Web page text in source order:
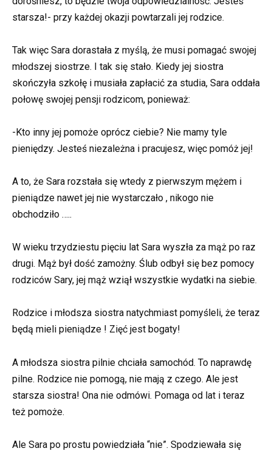
starsza!- przy każdej okazji powtarzali jej rodzice.
Tak więc Sara dorastała z myślą, że musi pomagać swojej
młodszej siostrze. I tak się stało. Kiedy jej siostra
skończyła szkołę i musiała zapłacić za studia, Sara oddała
połowę swojej pensji rodzicom, ponieważ:
-Kto inny jej pomoże oprócz ciebie? Nie mamy tyle
pieniędzy. Jesteś niezależna i pracujesz, więc pomóż jej!
A to, że Sara rozstała się wtedy z pierwszym mężem i
pieniądze nawet jej nie wystarczało , nikogo nie
obchodziło …..
W wieku trzydziestu pięciu lat Sara wyszła za mąż po raz
drugi. Mąż był dość zamożny. Ślub odbył się bez pomocy
rodziców Sary, jej mąż wziął wszystkie wydatki na siebie.
Rodzice i młodsza siostra natychmiast pomyśleli, że teraz
będą mieli pieniądze ! Zięć jest bogaty!
A młodsza siostra pilnie chciała samochód. To naprawdę
pilne. Rodzice nie pomogą, nie mają z czego. Ale jest
starsza siostra! Ona nie odmówi. Pomaga od lat i teraz
też pomoże.
Ale Sara po prostu powiedziała “nie”. Spodziewała się